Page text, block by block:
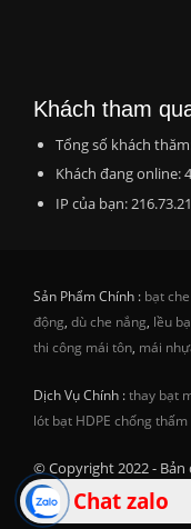
Chat zalo
Khách tham
Tổng số khách
Khách đang online:
IP của bạn:
Sản Phẩm Chính : bạt
động, dù che nắng, lều
thi công mái tôn, mái
Dịch Vụ Chính :thay bạt
lót bạt HDPE chống thấm
© Copyright 2022 -